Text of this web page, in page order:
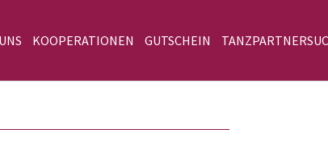
KOOPERATIONEN GUTSCHEIN